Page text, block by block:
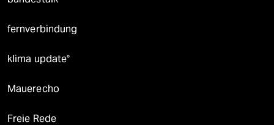
fernverbindung
klima update°
Mauerecho
Freie Rede